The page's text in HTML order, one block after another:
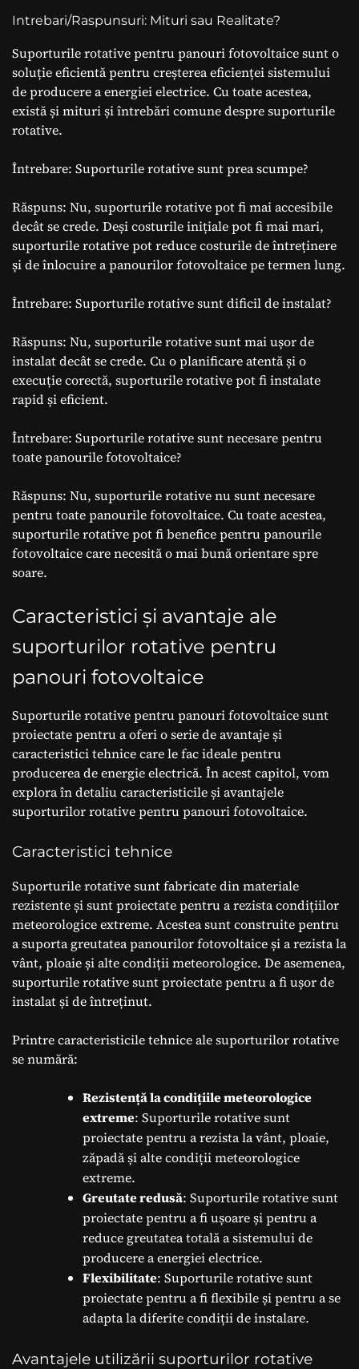
Intrebari/Raspunsuri: Mituri sau Realitate?
Suporturile rotative pentru panouri fotovoltaice sunt o
soluție eficientă pentru creșterea eficienței sistemului
de producere a energiei electrice. Cu toate acestea,
există și mituri și întrebări comune despre suporturile
rotative.
Întrebare: Suporturile rotative sunt prea scumpe?
Răspuns: Nu, suporturile rotative pot fi mai accesibile
decât se crede. Deși costurile inițiale pot fi mai mari,
suporturile rotative pot reduce costurile de întreținere
și de înlocuire a panourilor fotovoltaice pe termen lung.
Întrebare: Suporturile rotative sunt dificil de instalat?
Răspuns: Nu, suporturile rotative sunt mai ușor de
instalat decât se crede. Cu o planificare atentă și o
execuție corectă, suporturile rotative pot fi instalate
rapid și eficient.
Întrebare: Suporturile rotative sunt necesare pentru
toate panourile fotovoltaice?
Răspuns: Nu, suporturile rotative nu sunt necesare
pentru toate panourile fotovoltaice. Cu toate acestea,
suporturile rotative pot fi benefice pentru panourile
fotovoltaice care necesită o mai bună orientare spre
soare.
Caracteristici și avantaje ale
suporturilor rotative pentru
panouri fotovoltaice
Suporturile rotative pentru panouri fotovoltaice sunt
proiectate pentru a oferi o serie de avantaje și
caracteristici tehnice care le fac ideale pentru
producerea de energie electrică. În acest capitol, vom
explora în detaliu caracteristicile și avantajele
suporturilor rotative pentru panouri fotovoltaice.
Caracteristici tehnice
Suporturile rotative sunt fabricate din materiale
rezistente și sunt proiectate pentru a rezista condițiilor
meteorologice extreme. Acestea sunt construite pentru
a suporta greutatea panourilor fotovoltaice și a rezista la
vânt, ploaie și alte condiții meteorologice. De asemenea,
suporturile rotative sunt proiectate pentru a fi ușor de
instalat și de întreținut.
Printre caracteristicile tehnice ale suporturilor rotative
se numără:
Rezistență la condițiile meteorologice
extreme: Suporturile rotative sunt
proiectate pentru a rezista la vânt, ploaie,
zăpadă și alte condiții meteorologice
extreme.
Greutate redusă: Suporturile rotative sunt
proiectate pentru a fi ușoare și pentru a
reduce greutatea totală a sistemului de
producere a energiei electrice.
Flexibilitate: Suporturile rotative sunt
proiectate pentru a fi flexibile și pentru a se
adapta la diferite condiții de instalare.
Avantajele utilizării suporturilor rotative